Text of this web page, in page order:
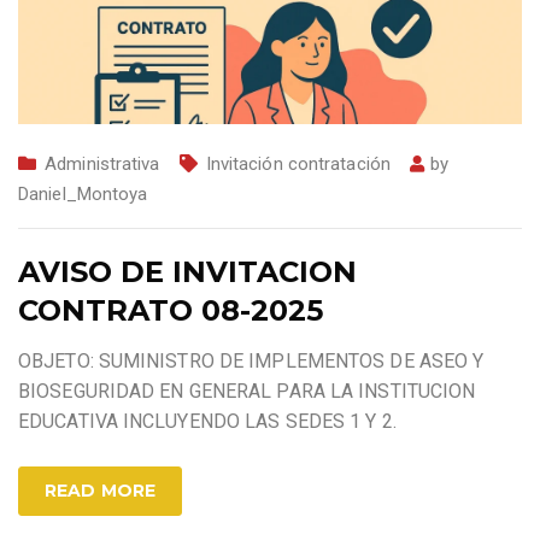
Administrativa Invitación contratación
by
Daniel_Montoya
AVISO DE INVITACION
CONTRATO 08-2025
OBJETO: SUMINISTRO DE IMPLEMENTOS DE ASEO Y
BIOSEGURIDAD EN GENERAL PARA LA INSTITUCION
EDUCATIVA INCLUYENDO LAS SEDES 1 Y 2.
READ MORE